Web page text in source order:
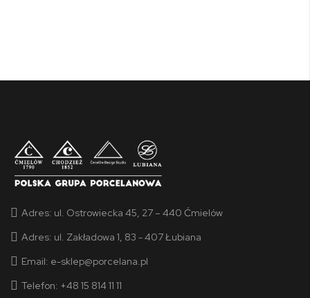
Adres: ul. Ostrowiecka 45, 27 – 440 Ćmielów
Adres: ul. Zakładowa 1, 83 - 407 Łubiana
Email: e-sklep@porcelana.pl
Telefon: +48 15 814 11 11